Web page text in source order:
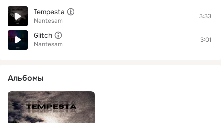
Tempesta
Mantesam
3:33
Glitch
Mantesam
3:01
Альбомы